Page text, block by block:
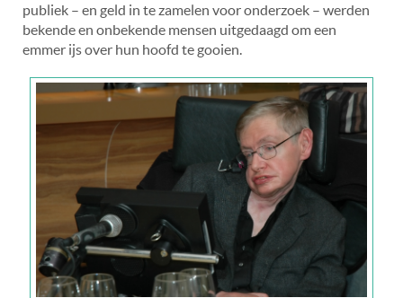
publiek – en geld in te zamelen voor onderzoek – werden
bekende en onbekende mensen uitgedaagd om een
emmer ijs over hun hoofd te gooien.